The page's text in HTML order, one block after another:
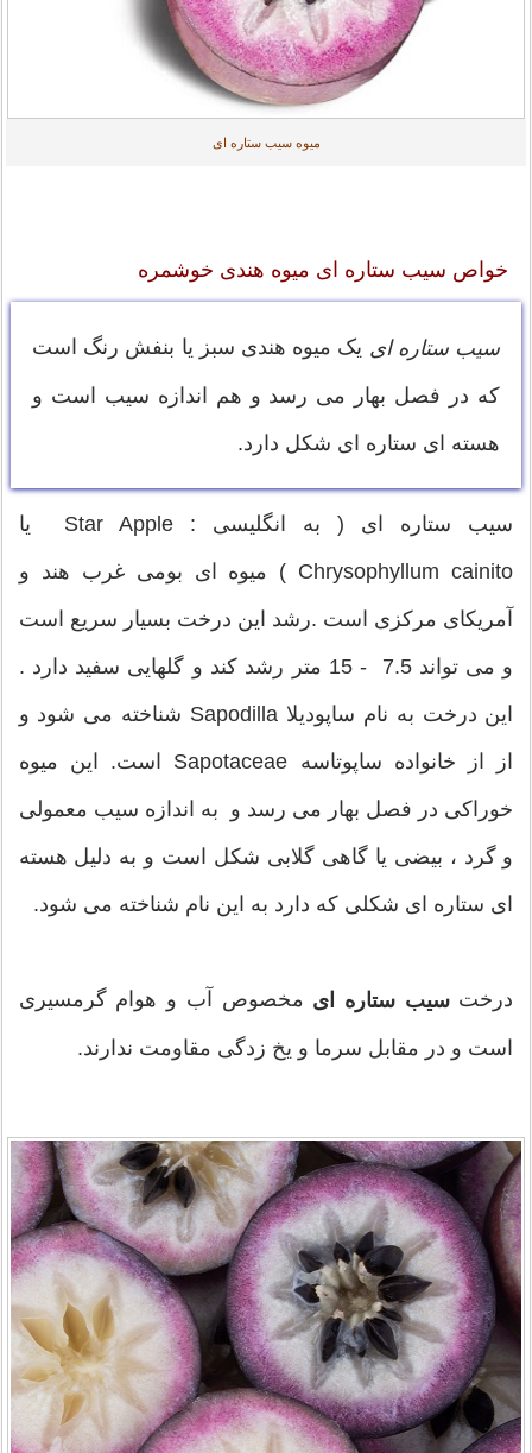
میوه سیب ستاره ای
خواص سیب ستاره ای میوه هندی خوشمره
سیب ستاره ای یک میوه هندی سبز یا بنفش رنگ است
که در فصل بهار می رسد و هم اندازه سیب است و
هسته ای ستاره ای شکل دارد.
سیب ستاره ای ( به انگلیسی : Star Apple یا
Chrysophyllum cainito ) میوه ای بومی غرب هند و
آمریکای مرکزی است .رشد این درخت بسیار سریع است
و می تواند 7.5 - 15 متر رشد کند و گلهایی سفید دارد .
این درخت به نام ساپودیلا Sapodilla شناخته می شود و
از از خانواده ساپوتاسه Sapotaceae است. این میوه
خوراکی در فصل بهار می رسد و به اندازه سیب معمولی
و گرد ، بیضی یا گاهی گلابی شکل است و به دلیل هسته
ای ستاره ای شکلی که دارد به این نام شناخته می شود.
درختسیب ستاره ای مخصوص آب و هوام گرمسیری
است و در مقابل سرما و یخ زدگی مقاومت ندارند.